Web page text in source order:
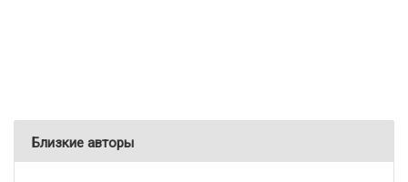
Близкие авторы